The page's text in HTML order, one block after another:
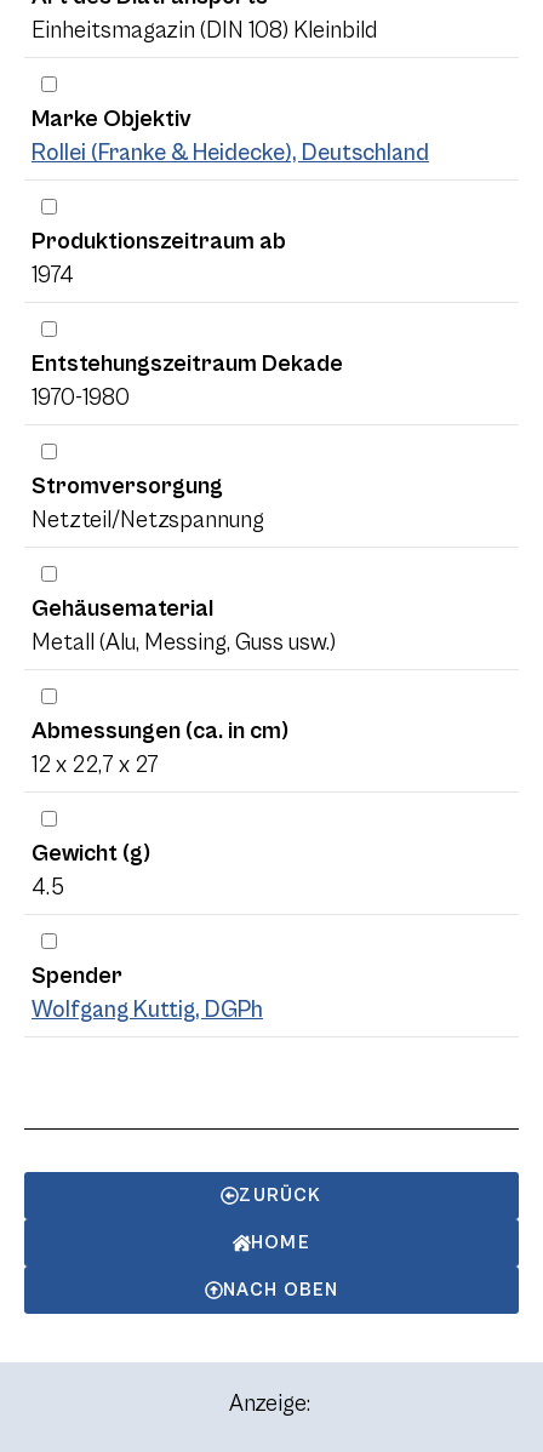
Einheitsmagazin (DIN 108) Kleinbild
Marke Objektiv
Rollei (Franke & Heidecke), Deutschland
Produktionszeitraum ab
1974
Entstehungszeitraum Dekade
1970-1980
Stromversorgung
Netzteil/Netzspannung
Gehäusematerial
Metall (Alu, Messing, Guss usw.)
Abmessungen (ca. in cm)
12 x 22,7 x 27
Gewicht (g)
4.5
Spender
Wolfgang Kuttig, DGPh
ZURÜCK
HOME
NACH OBEN
Anzeige: